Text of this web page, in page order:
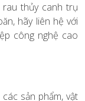
thủy canh trụ
hãy liên hệ với
công nghệ cao
sản phẩm, vật